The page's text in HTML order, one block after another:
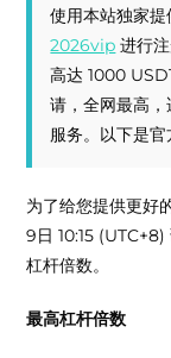
使用本站独家
2026vip 进行
高达 1000
请，全网最高
服务。以下是官
为了给您提供更好
9日 10:15
杠杆倍数。
最高杠杆倍数